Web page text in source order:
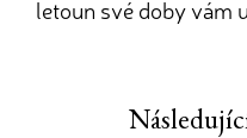
letoun své doby vám